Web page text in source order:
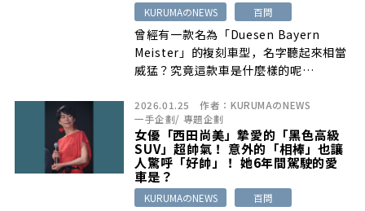
KURUMAのNEWS 百問
曾經有一款名為「Duesen Bayern
Meister」的複刻車型，名字聽起來相當
威猛？究竟這款車是什麼樣的呢…
2026.01.25 作者： KURUMAのNEWS
一手企劃/ 專題企劃
女優「西田尚美」摯愛的「黑色高級
SUV」超帥氣！ 意外的「相棒」也讓
人驚呼「好帥」！ 她6年間駕駛的愛
車是？
KURUMAのNEWS 百問